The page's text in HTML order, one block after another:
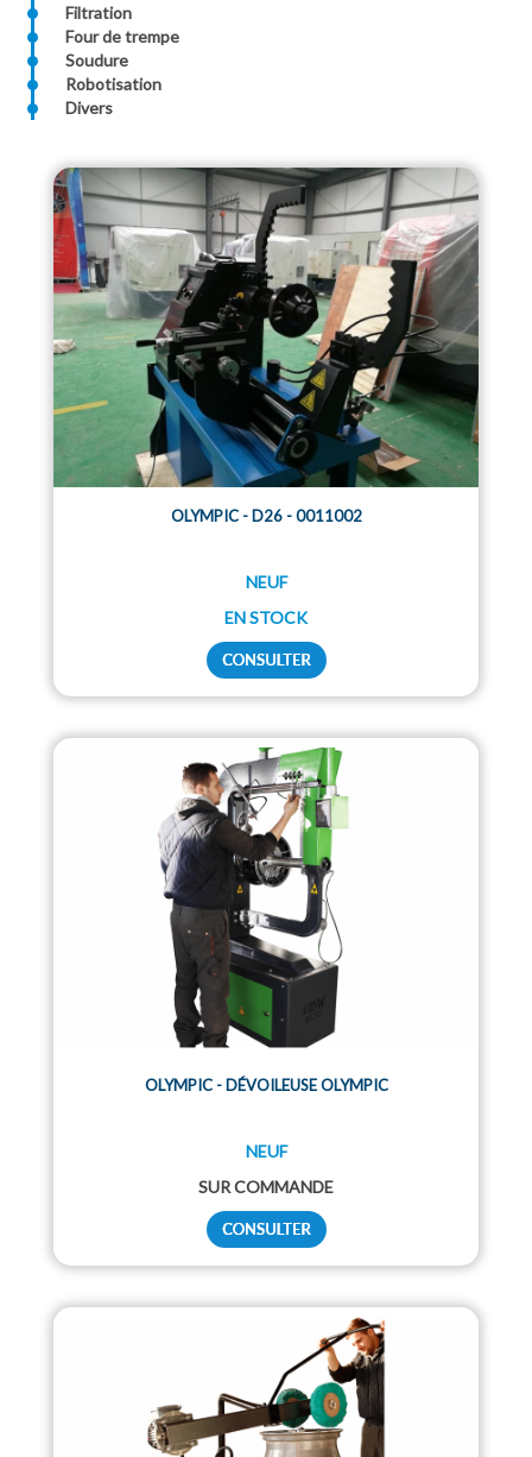
Filtration
Four de trempe
Soudure
Robotisation
Divers
OLYMPIC - D26 - 0011002
NEUF
EN STOCK
OLYMPIC - DÉVOILEUSE OLYMPIC
NEUF
SUR COMMANDE